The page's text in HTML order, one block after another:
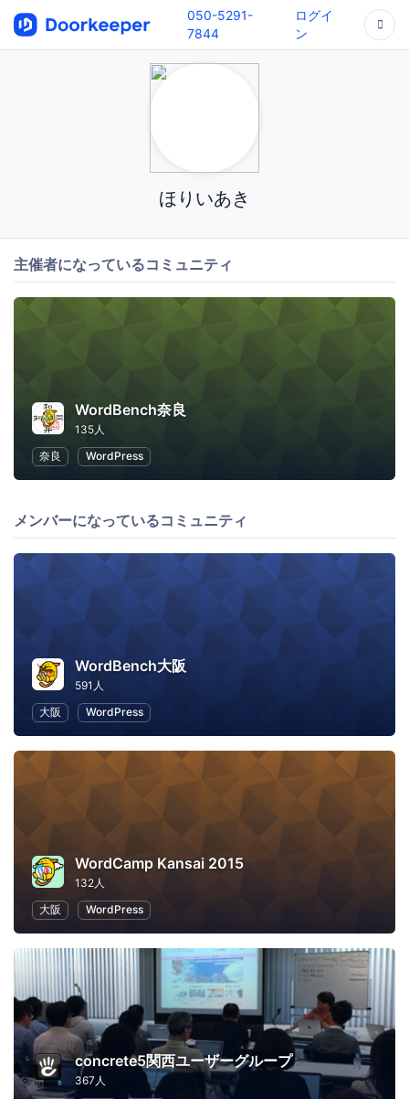
050-5291-
7844
ログイ
ン
ほりいあき
主催者になっているコミュニティ
WordBench奈良
135人
奈良
WordPress
メンバーになっているコミュニティ
WordBench大阪
591人
大阪
WordPress
WordCamp Kansai 2015
132人
大阪
WordPress
concrete5関西ユーザーグループ
367人